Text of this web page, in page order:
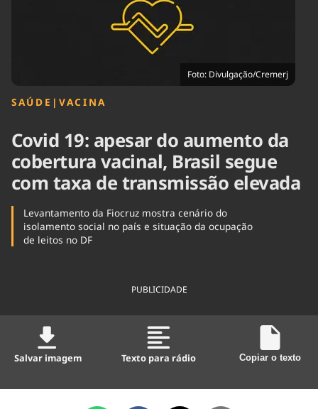
Internacional
Foto: Divulgação/Cremerj
SAÚDE | VACINA
Covid 19: apesar do aumento da
cobertura vacinal, Brasil segue
com taxa de transmissão elevada
Levantamento da Fiocruz mostra cenário do
isolamento social no país e situação da ocupação
de leitos no DF
PUBLICIDADE
Salvar imagem Texto para rádio Copiar o texto